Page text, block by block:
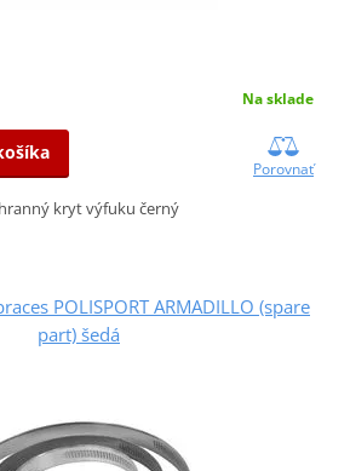
Na sklade
Porovnať
kryt výfuku černý
POLISPORT ARMADILLO (spare
part) šedá